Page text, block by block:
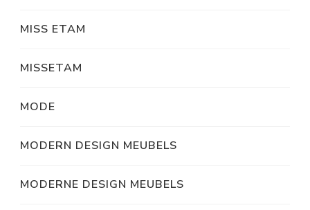
MISS ETAM
MISSETAM
MODE
MODERN DESIGN MEUBELS
MODERNE DESIGN MEUBELS